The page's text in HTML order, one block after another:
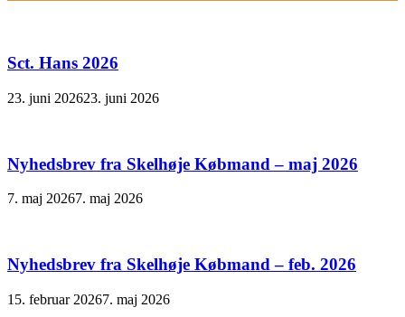
Sct. Hans 2026
23. juni 202623. juni 2026
Nyhedsbrev fra Skelhøje Købmand – maj 2026
7. maj 20267. maj 2026
Nyhedsbrev fra Skelhøje Købmand – feb. 2026
15. februar 20267. maj 2026